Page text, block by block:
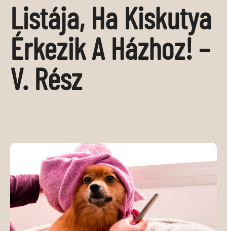
ÁLLATI
ÁLLATI ELEDELEK ÁLLATI FELSZERELÉSEK
ÁLLATI SZOLGÁLTATÁSOK
PR CIKKEK
Listája, Ha Kiskutya
Érkezik A Házhoz! –
V. Rész